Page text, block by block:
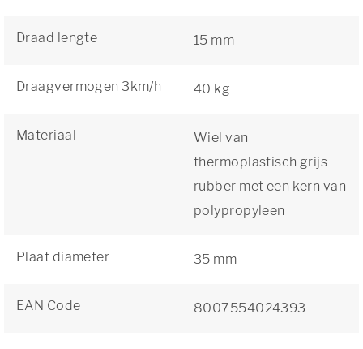
Draad lengte 15 mm
Draagvermogen 3km/h 40 kg
Materiaal
Wiel van
thermoplastisch grijs
rubber met een kern van
polypropyleen
Plaat diameter 35 mm
EAN Code 8007554024393